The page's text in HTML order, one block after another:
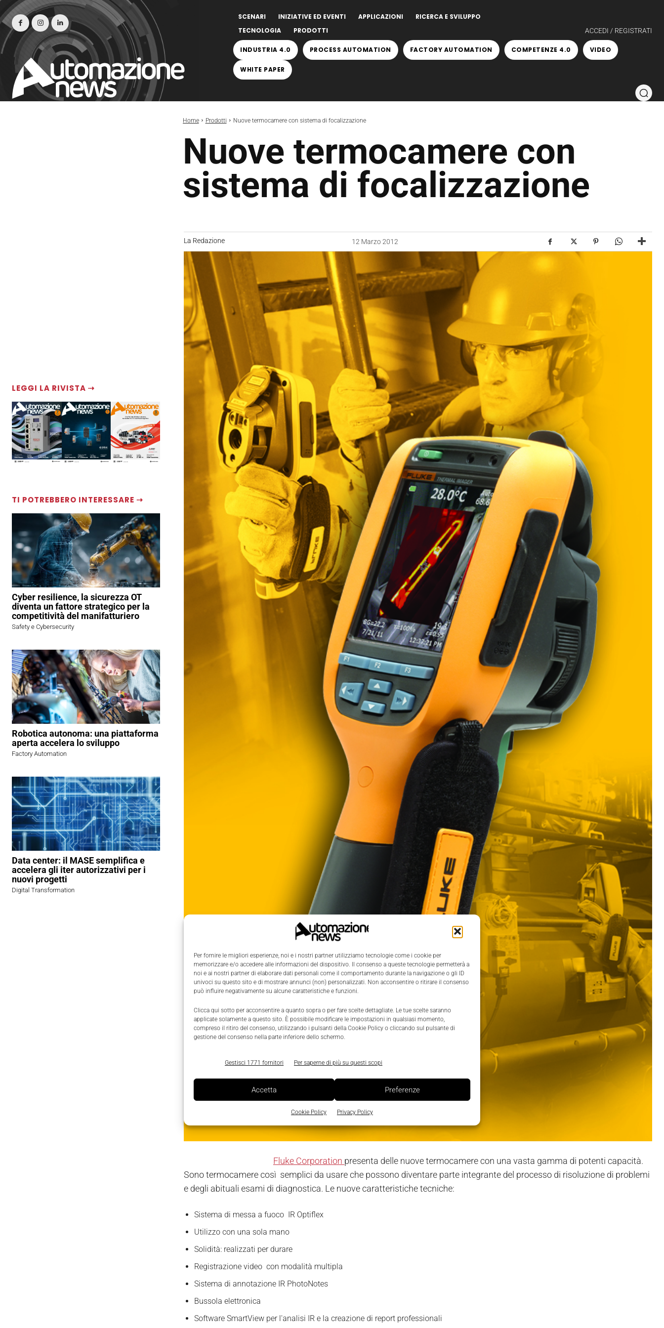
Per fornire le migliori esperienze, noi e i nostri partner utilizziamo tecnologie come i cookie per
memorizzare e/o accedere alle informazioni del dispositivo. Il consenso a queste tecnologie permetterà a
noi e ai nostri partner di elaborare dati personali come il comportamento durante la navigazione o gli ID
univoci su questo sito e di mostrare annunci (non) personalizzati. Non acconsentire o ritirare il consenso
può influire negativamente su alcune caratteristiche e funzioni.
Clicca qui sotto per acconsentire a quanto sopra o per fare scelte dettagliate. Le tue scelte saranno
applicate solamente a questo sito. È possibile modificare le impostazioni in qualsiasi momento,
compreso il ritiro del consenso, utilizzando i pulsanti della Cookie Policy o cliccando sul pulsante di
gestione del consenso nella parte inferiore dello schermo.
Gestisci 1771 fornitori Per saperne di più su questi scopi
Accetta Preferenze
Cookie Policy Privacy Policy
SCENARI INIZIATIVE ED EVENTI APPLICAZIONI
RICERCA E SVILUPPO
TECNOLOGIA
PRODOTTI ACCEDI / REGISTRATI
INDUSTRIA 4.0 PROCESS AUTOMATION FACTORY AUTOMATION COMPETENZE 4.0 VIDEO
WHITE PAPER
Home Prodotti Nuove termocamere con sistema di focalizzazione
Nuove termocamere con
sistema di focalizzazione
LEGGI LA RIVISTA ⇢
TI POTREBBERO INTERESSARE ⇢
Cyber resilience, la sicurezza OT
diventa un fattore strategico per la
competitività del manifatturiero
Safety e Cybersecurity
Robotica autonoma: una piattaforma
aperta accelera lo sviluppo
Factory Automation
Data center: il MASE semplifica e
accelera gli iter autorizzativi per i
nuovi progetti
Digital Transformation
La Redazione 12 Marzo 2012
Fluke Corporation presenta delle nuove termocamere con una vasta gamma di potenti capacità.
Sono termocamere così semplici da usare che possono diventare parte integrante del processo di risoluzione di problemi
e degli abituali esami di diagnostica. Le nuove caratteristiche tecniche:
Sistema di messa a fuoco IR Optiflex
Utilizzo con una sola mano
Solidità: realizzati per durare
Registrazione video con modalità multipla
Sistema di annotazione IR PhotoNotes
Bussola elettronica
Software SmartView per l'analisi IR e la creazione di report professionali